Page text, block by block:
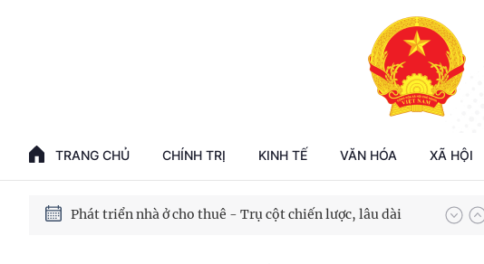
TRANG CHỦ CHÍNH TRỊ KINH TẾ VĂN HÓA XÃ HỘI
Phát triển kinh tế nhà nước trong kỷ nguyên mới
Chiến dịch 500 ngày đêm tìm kiếm, quy tập và xác định danh tính hài cốt liệt sĩ
Bảo vệ nền tảng tư tưởng của Đảng trong kỷ nguyên phát triển mới
Phát triển nhà ở cho thuê - Trụ cột chiến lược, lâu dài